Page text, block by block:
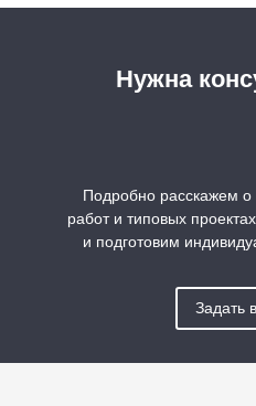
Нужна
Подробно расскажем о
работ и типовых
и подготовим
Задать